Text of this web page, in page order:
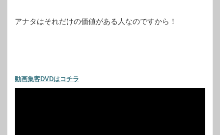
アナタはそれだけの価値がある人なのですから！
動画集客DVDはコチラ